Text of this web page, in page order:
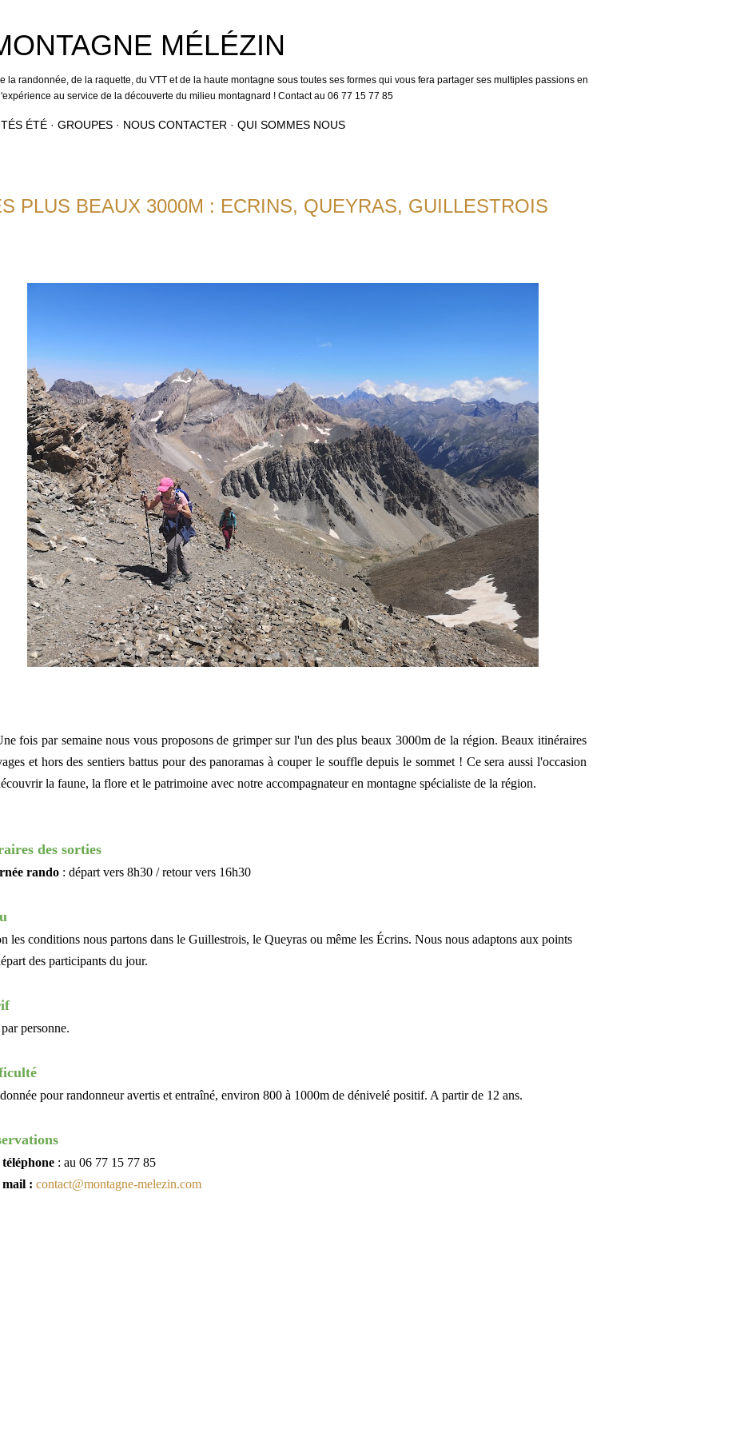
MÉLÉZIN
la randonnée, de la raquette, du VTT et de la haute montagne sous toutes ses formes qui vous fera partager ses multiples passions en
au service de la découverte du milieu montagnard ! Contact au 06 77 15 77 85
ÉTÉ GROUPES NOUS CONTACTER QUI SOMMES NOUS
PLUS BEAUX 3000M : ECRINS, QUEYRAS, GUILLESTROIS
fois par semaine nous vous proposons de grimper sur l'un des plus beaux 3000m de la région. Beaux itinéraires
et hors des sentiers battus pour des panoramas à couper le souffle depuis le sommet ! Ce sera aussi l'occasion
la faune, la flore et le patrimoine avec notre accompagnateur en montagne spécialiste de la région.
des sorties
rando : départ vers 8h30 / retour vers 16h30
les conditions nous partons dans le Guillestrois, le Queyras ou même les Écrins. Nous nous adaptons aux points
des participants du jour.
personne.
pour randonneur avertis et entraîné, environ 800 à 1000m de dénivelé positif. A partir de 12 ans.
: au 06 77 15 77 85
: contact@montagne-melezin.com